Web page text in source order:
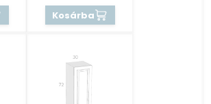
Kosárba